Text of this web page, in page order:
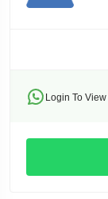
Login To View